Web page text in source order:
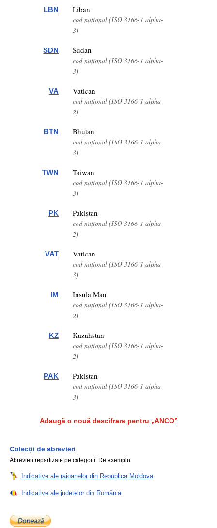
LBN Liban
cod național (ISO 3166-1 alpha-
3)
SDN Sudan
cod național (ISO 3166-1 alpha-
3)
VA Vatican
cod național (ISO 3166-1 alpha-
2)
BTN Bhutan
cod național (ISO 3166-1 alpha-
3)
TWN Taiwan
cod național (ISO 3166-1 alpha-
3)
PK Pakistan
cod național (ISO 3166-1 alpha-
2)
VAT Vatican
cod național (ISO 3166-1 alpha-
3)
IM Insula Man
cod național (ISO 3166-1 alpha-
2)
KZ Kazahstan
cod național (ISO 3166-1 alpha-
2)
PAK Pakistan
cod național (ISO 3166-1 alpha-
3)
Adaugă o nouă descifrare pentru „ANCO”
Colecții de abrevieri
Abrevieri repartizate pe categorii. De exemplu:
Indicative ale raioanelor din Republica Moldova
Indicative ale județelor din România